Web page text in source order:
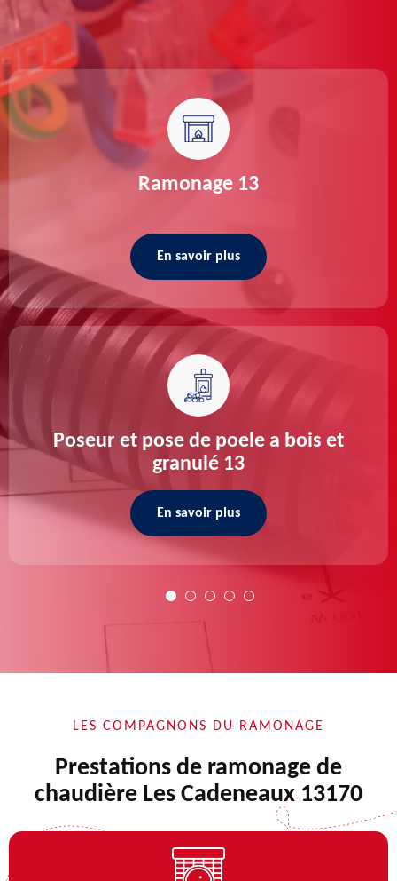
Ramonage 13
En savoir plus
Poseur et pose de poele a bois et
granulé 13
En savoir plus
LES COMPAGNONS DU RAMONAGE
Prestations de ramonage de
chaudière Les Cadeneaux 13170